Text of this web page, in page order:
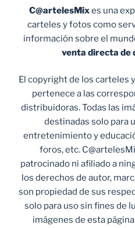
C@artelesMixes una
carteles y fotos como
información sobre el
venta directa de
El copyright de los carteles
pertenece a las
distribuidoras. Todas las
destinadas solo para
entretenimiento y
foros, etc.
patrocinado ni afiliado a
los derechos de autor,
son propiedad de sus
solo para uso sin fines de
imágenes de esta